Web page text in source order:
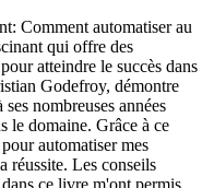
Comment automatiser au
qui offre des
atteindre le succès dans
Godefroy, démontre
nombreuses années
le domaine. Grâce à ce
automatiser mes
réussite. Les conseils
dans ce livre m'ont permis